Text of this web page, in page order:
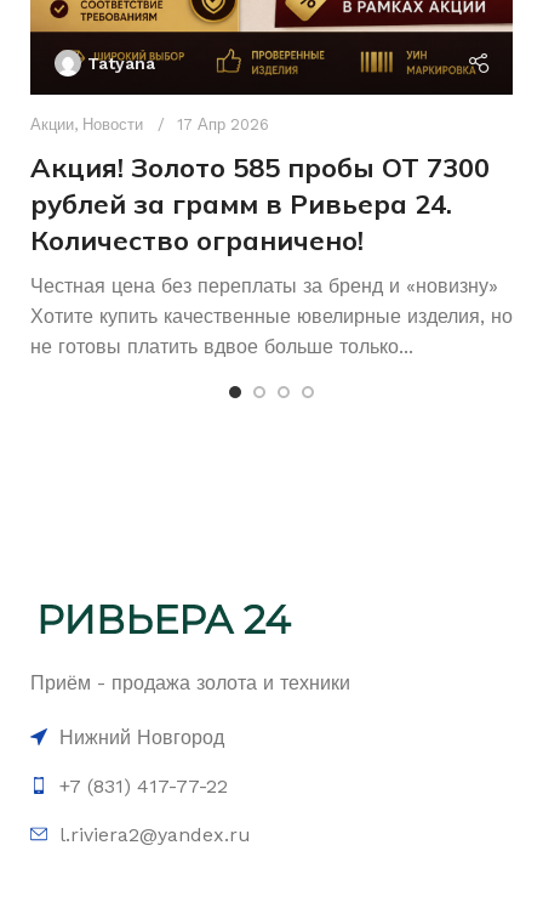
СОСТОЯНИЕ
Tatyana
Акции, Новости 17 Апр 2026
Акция! Золото 585 пробы ОТ 7300
рублей за грамм в Ривьера 24.
Количество ограничено!
Честная цена без переплаты за бренд и «новизну»
Хотите купить качественные ювелирные изделия, но
не готовы платить вдвое больше только...
Приём - продажа золота и техники
Нижний Новгород
+7 (831) 417-77-22
l.riviera2@yandex.ru